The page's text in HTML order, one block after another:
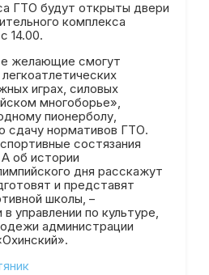
ГТО будут открыты двери
комплекса
14.00.
желающие смогут
играх, силовых
многоборье»,
пионерболу,
сдачу нормативов ГТО.
состязания
об истории
дня расскажут
и представят
школы, –
управлении по культуре,
администрации